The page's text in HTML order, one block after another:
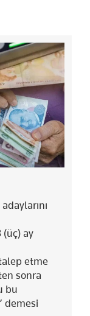
(üç) ay
etme
sonra
bu
demesi